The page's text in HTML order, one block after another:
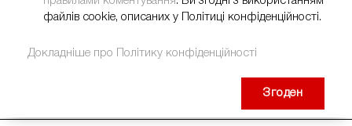
файлів cookie, описаних у Політиці конфіденційності.
Докладніше про Політику конфіденційності
Згоден